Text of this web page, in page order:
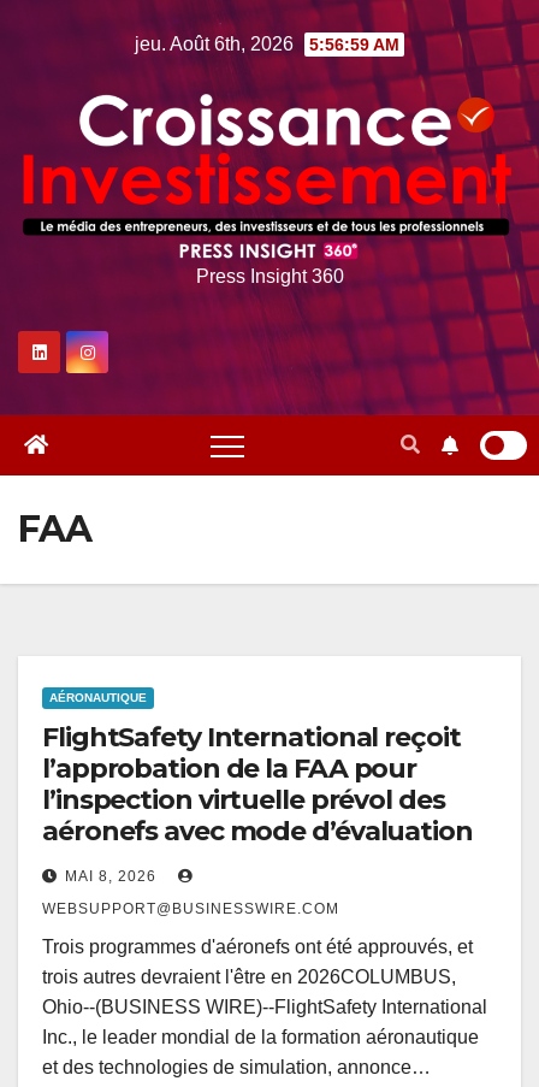
jeu. Août 6th, 2026 5:57:00 AM
Press Insight 360
FAA
AÉRONAUTIQUE
FlightSafety International reçoit
l’approbation de la FAA pour
l’inspection virtuelle prévol des
aéronefs avec mode d’évaluation
MAI 8, 2026
WEBSUPPORT@BUSINESSWIRE.COM
Trois programmes d'aéronefs ont été approuvés, et
trois autres devraient l'être en 2026COLUMBUS,
Ohio--(BUSINESS WIRE)--FlightSafety International
Inc., le leader mondial de la formation aéronautique
et des technologies de simulation, annonce…